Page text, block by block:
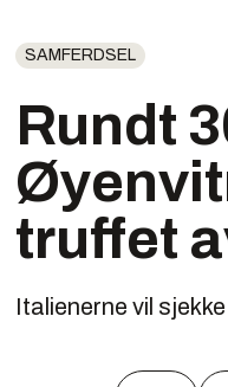
SAMFERDSEL
Rundt
truffet
Italienerne vil